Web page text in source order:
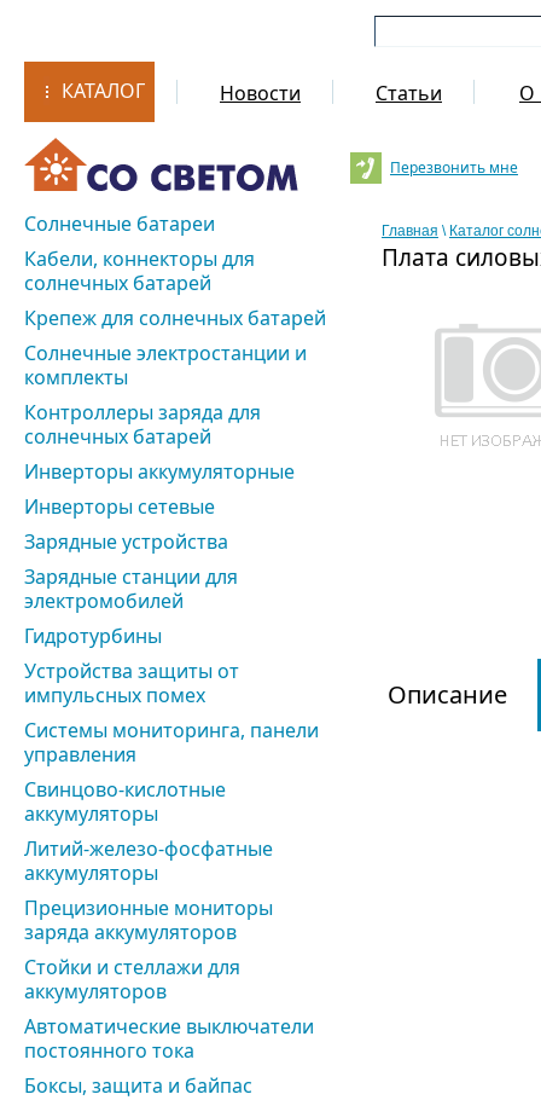
КАТАЛОГ Новости Статьи О
Перезвонить мне
Солнечные батареи
Кабели, коннекторы для
солнечных батарей
Крепеж для солнечных батарей
Солнечные электростанции и
комплекты
Контроллеры заряда для
солнечных батарей
Инверторы аккумуляторные
Инверторы сетевые
Зарядные устройства
Зарядные станции для
электромобилей
Гидротурбины
Устройства защиты от
импульсных помех
Системы мониторинга, панели
управления
Свинцово-кислотные
аккумуляторы
Литий-железо-фосфатные
аккумуляторы
Прецизионные мониторы
заряда аккумуляторов
Стойки и стеллажи для
аккумуляторов
Автоматические выключатели
постоянного тока
Боксы, защита и байпас
Главная \ Каталог
Плата
Описание